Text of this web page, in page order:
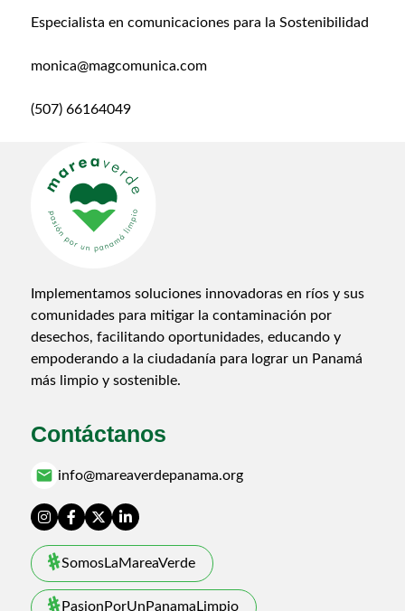
Especialista en comunicaciones para la Sostenibilidad
monica@magcomunica.com
(507) 66164049
Implementamos soluciones innovadoras en ríos y sus
comunidades para mitigar la contaminación por
desechos, facilitando oportunidades, educando y
empoderando a la ciudadanía para lograr un Panamá
más limpio y sostenible.
Contáctanos
email info@mareaverdepanama.org
SomosLaMareaVerde
PasionPorUnPanamaLimpio